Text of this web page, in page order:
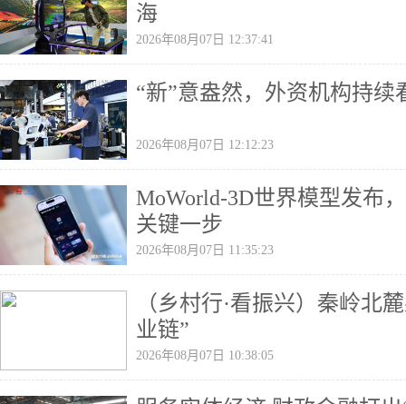
海
2026年08月07日 12:37:41
“新”意盎然，外资机构持续
2026年08月07日 12:12:23
MoWorld-3D世界模型发布
关键一步
2026年08月07日 11:35:23
（乡村行·看振兴）秦岭北
业链”
2026年08月07日 10:38:05